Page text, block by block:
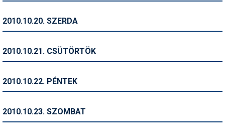
Szakértők
Telemark
2010.10.20. SZERDA
2010.10.21. CSÜTÖRTÖK
2010.10.22. PÉNTEK
2010.10.23. SZOMBAT